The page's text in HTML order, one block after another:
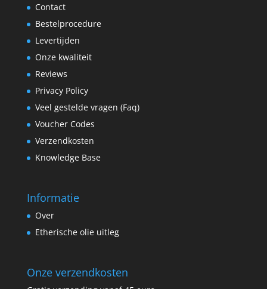
Contact
Bestelprocedure
Levertijden
Onze kwaliteit
Reviews
Privacy Policy
Veel gestelde vragen (Faq)
Voucher Codes
Verzendkosten
Knowledge Base
Informatie
Over
Etherische olie uitleg
Onze verzendkosten